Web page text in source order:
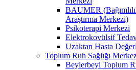
BAUMER
Araştırma Merkezi)
Psikoterapi Merkezi
Elektrokovülsif
Uzaktan Hasta
Toplum Ruh Sağlığı
Beylerbeyi Toplum